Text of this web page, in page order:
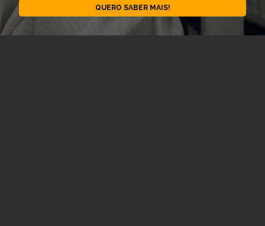
QUERO SABER MAIS!